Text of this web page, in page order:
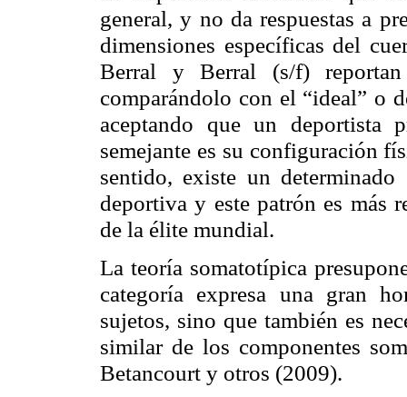
general, y no da respuestas a
dimensiones específicas del
Berral yBerral (s/f)
comparándolo con el “ideal” o
aceptando que un deportista
semejante es su configuración
sentido, existe un determinado
deportiva y este patrón es más
de la élite mundial.
La teoría somatotípica
categoría expresa una gran
sujetos, sino que también es
similar de los componentes
Betancourt y otros (2009).